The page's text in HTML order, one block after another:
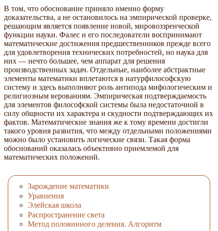
В том, что обоснование приняло именно форму
доказательства, а не остановилось на эмпирической проверке,
решающим является появление новой, мировоззренческой
функции науки. Фалес и его последователи воспринимают
математические достижения предшественников прежде всего
для удовлетворения технических потребностей, но наука для
них — нечто большее, чем аппарат для решения
производственных задач. Отдельные, наиболее абстрактные
элементы математики вплетаются в натурфилософскую
систему и здесь выполняют роль антипода мифологическим и
религиозным верованиям. Эмпирическая подтверждаемость
для элементов философской системы была недостаточной в
силу общности их характера и скудности подтверждающих их
фактов. Математические знания же к тому времени достигли
такого уровня развития, что между отдельными положениями
можно было установить логические связи. Такая форма
обоснований оказалась объективно приемлемой для
математических положений.
Зарождение математики
Уравнения
Элейская школа
Распространение света
Метод половинного деления. Алгоритм